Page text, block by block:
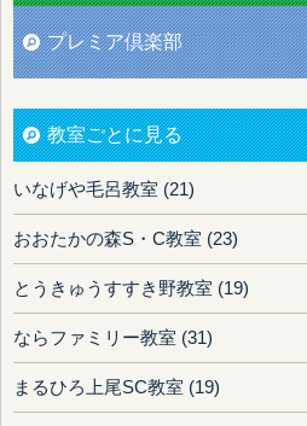
プレミア倶楽部
教室ごとに見る
いなげや毛呂教室 (21)
おおたかの森S・C教室 (23)
とうきゅうすすき野教室 (19)
ならファミリー教室 (31)
まるひろ上尾SC教室 (19)